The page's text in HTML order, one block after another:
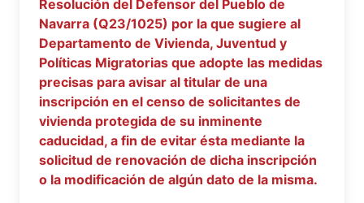
Resolución del Defensor del Pueblo de
Navarra (Q23/1025) por la que sugiere al
Departamento de Vivienda, Juventud y
Políticas Migratorias que adopte las medidas
precisas para avisar al titular de una
inscripción en el censo de solicitantes de
vivienda protegida de su inminente
caducidad, a fin de evitar ésta mediante la
solicitud de renovación de dicha inscripción
o la modificación de algún dato de la misma.